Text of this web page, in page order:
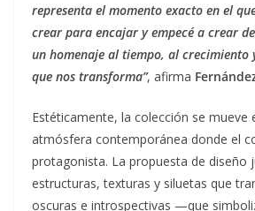
representa el momento exacto en el
crear para encajar y empecé a crear
un homenaje al tiempo, al crecimiento
que nos transforma”, afirma
Estéticamente, la colección se mueve
atmósfera contemporánea donde el
protagonista. La propuesta de diseño
estructuras, texturas y siluetas que
oscuras e introspectivas —que